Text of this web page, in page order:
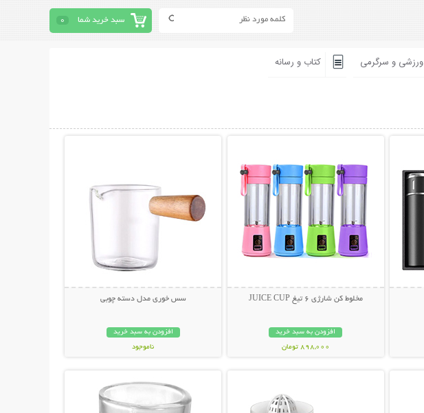
سبد خرید شما 0
ورزشی و سرگرمی کتاب و رسانه
مخلوط کن شارژی 6 تیغ JUICE CUP
افزودن به سبد خرید
898,000 تومان
سس خوری مدل دسته چوبی
افزودن به سبد خرید
ناموجود